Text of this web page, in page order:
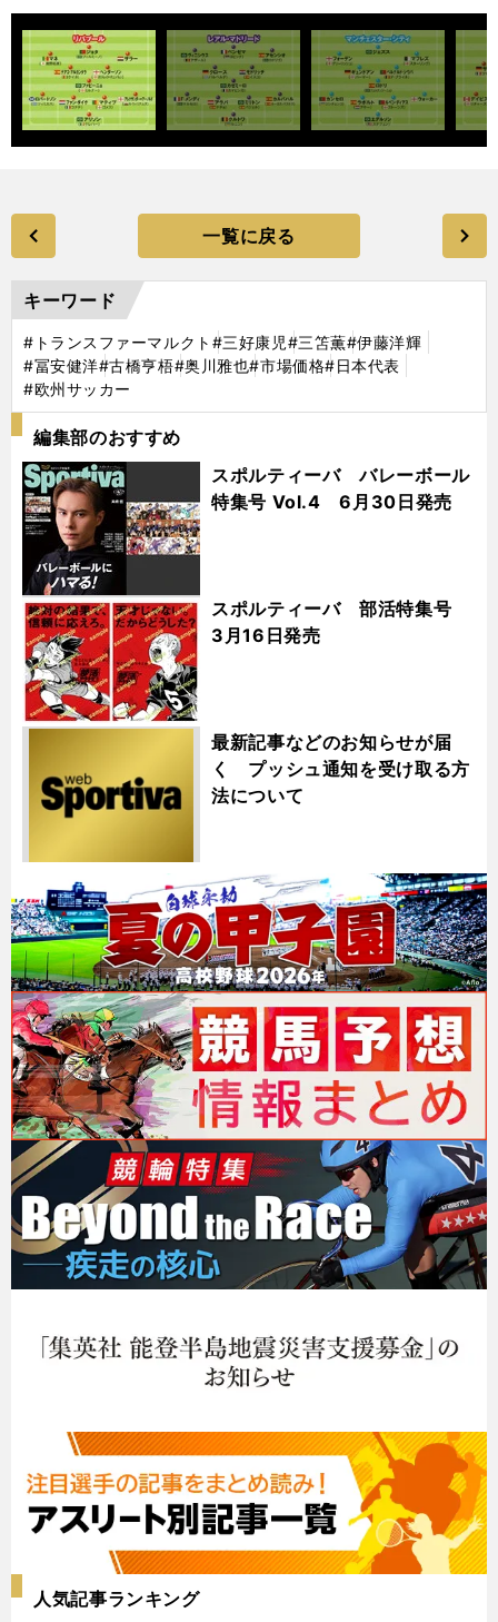
一覧に戻る
キーワード
#トランスファーマルクト #三好康児#三笘薫#伊藤洋輝
#冨安健洋#古橋亨梧#奥川雅也#市場価格#日本代表
#欧州サッカー
編集部のおすすめ
スポルティーバ バレーボール
特集号 Vol.4 6月30日発売
スポルティーバ 部活特集号
3月16日発売
最新記事などのお知らせが届
く プッシュ通知を受け取る方
法について
人気記事ランキング